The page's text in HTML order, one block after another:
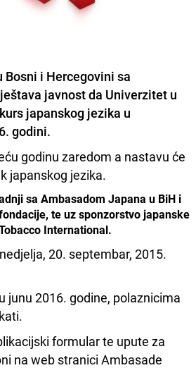
Bosni i Hercegovini sa
javnost da Univerzitet u
japanskog jezika u
godini.
godinu zaredom a nastavu će
japanskog jezika.
sa Ambasadom Japana u BiH i
te uz sponzorstvo japanske
International.
20. septembar, 2015.
junu 2016. godine, polaznicima
formular te upute za
na web stranici Ambasade